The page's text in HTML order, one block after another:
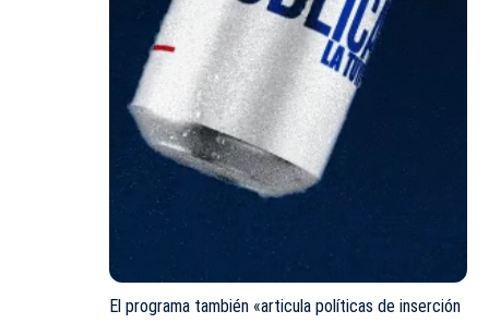
El programa también «articula políticas de inserción